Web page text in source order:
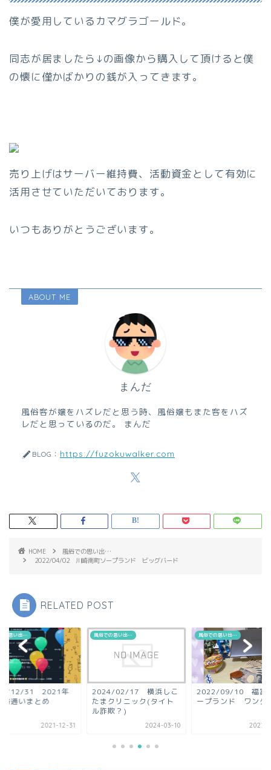
僕が愛用しているカマグラゴールド。
同志が居ましたら↓の画像から購入して頂けると僕
の懐に僅かばかりの銭が入ってきます。
売り上げはサーバー維持費、活動資金として有効に
活用させていただいております。
いつもありがとうございます。
ABOUT ME
まんだ
風俗客が嬢をハズレだと思う時、風俗嬢もまた客をハズ
レだと思っているのだ。 まんだ
BLOG： https://fuzokuwalker.com
HOME
風俗での思い出…
2022/04/02 川崎南町ソープランド ビッグバード
RELATED POST
の思い出…
12/31 2021年
俗通いまとめ
2021-12-31
風俗での思い出…
2024/02/17 横浜しこ
たまクリニック(タイト
ル詐欺？)
2024-03-10
風俗での思い出…
2022/09/10 福富
ープランド ワンダ
2022-